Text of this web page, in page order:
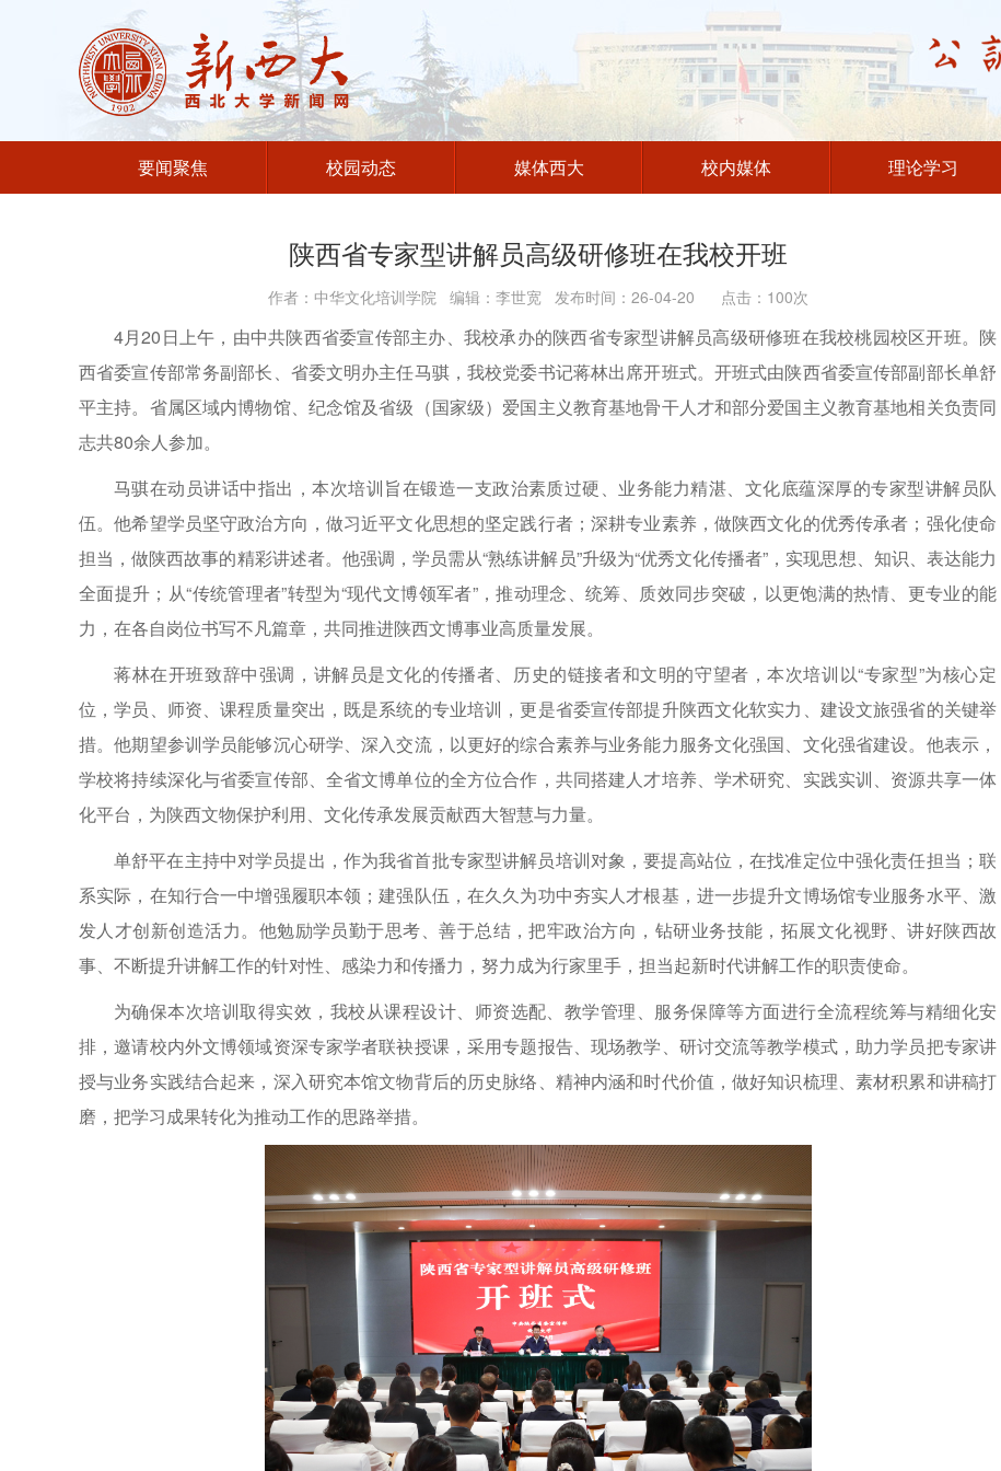
要闻聚焦 校园动态 媒体西大 校内媒体 理论学习
陕西省专家型讲解员高级研修班在我校开班
作者：中华文化培训学院 编辑：李世宽 发布时间：26-04-20 点击： 100次
4月20日上午，由中共陕西省委宣传部主办、我校承办的陕西省专家型讲解员高级研修班在我校桃园校区开班。陕
西省委宣传部常务副部长、省委文明办主任马骐，我校党委书记蒋林出席开班式。开班式由陕西省委宣传部副部长单舒
平主持。省属区域内博物馆、纪念馆及省级（国家级）爱国主义教育基地骨干人才和部分爱国主义教育基地相关负责同
志共80余人参加。
马骐在动员讲话中指出，本次培训旨在锻造一支政治素质过硬、业务能力精湛、文化底蕴深厚的专家型讲解员队
伍。他希望学员坚守政治方向，做习近平文化思想的坚定践行者；深耕专业素养，做陕西文化的优秀传承者；强化使命
担当，做陕西故事的精彩讲述者。他强调，学员需从“熟练讲解员”升级为“优秀文化传播者”，实现思想、知识、表达能力
全面提升；从“传统管理者”转型为“现代文博领军者”，推动理念、统筹、质效同步突破，以更饱满的热情、更专业的能
力，在各自岗位书写不凡篇章，共同推进陕西文博事业高质量发展。
蒋林在开班致辞中强调，讲解员是文化的传播者、历史的链接者和文明的守望者，本次培训以“专家型”为核心定
位，学员、师资、课程质量突出，既是系统的专业培训，更是省委宣传部提升陕西文化软实力、建设文旅强省的关键举
措。他期望参训学员能够沉心研学、深入交流，以更好的综合素养与业务能力服务文化强国、文化强省建设。他表示，
学校将持续深化与省委宣传部、全省文博单位的全方位合作，共同搭建人才培养、学术研究、实践实训、资源共享一体
化平台，为陕西文物保护利用、文化传承发展贡献西大智慧与力量。
单舒平在主持中对学员提出，作为我省首批专家型讲解员培训对象，要提高站位，在找准定位中强化责任担当；联
系实际，在知行合一中增强履职本领；建强队伍，在久久为功中夯实人才根基，进一步提升文博场馆专业服务水平、激
发人才创新创造活力。他勉励学员勤于思考、善于总结，把牢政治方向，钻研业务技能，拓展文化视野、讲好陕西故
事、不断提升讲解工作的针对性、感染力和传播力，努力成为行家里手，担当起新时代讲解工作的职责使命。
为确保本次培训取得实效，我校从课程设计、师资选配、教学管理、服务保障等方面进行全流程统筹与精细化安
排，邀请校内外文博领域资深专家学者联袂授课，采用专题报告、现场教学、研讨交流等教学模式，助力学员把专家讲
授与业务实践结合起来，深入研究本馆文物背后的历史脉络、精神内涵和时代价值，做好知识梳理、素材积累和讲稿打
磨，把学习成果转化为推动工作的思路举措。